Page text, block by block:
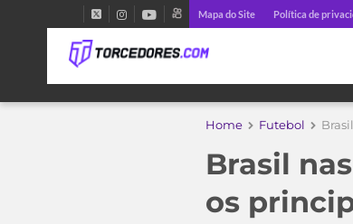
Mapa do Site Política de
Home Futebol
Brasil
os